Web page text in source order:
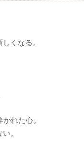
くなる。
れた心。
。